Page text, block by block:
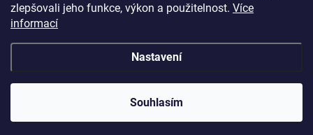
zlepšovali jeho funkce, výkon a použitelnost. Více
informací
Nastavení
Souhlasím
B2B shop pro obchodníky - www.krokido.cz
Vyrobenoprodeti.cz . Všechna práva vyhrazena.